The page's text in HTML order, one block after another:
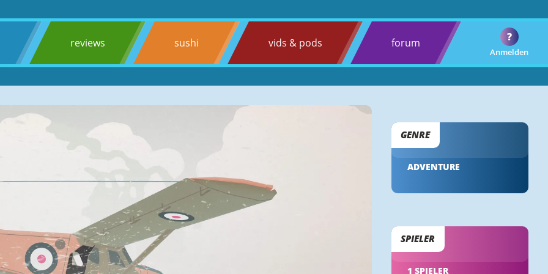
reviews sushi vids & pods forum
Anmelden
?
GENRE
ADVENTURE
SPIELER
1 SPIELER